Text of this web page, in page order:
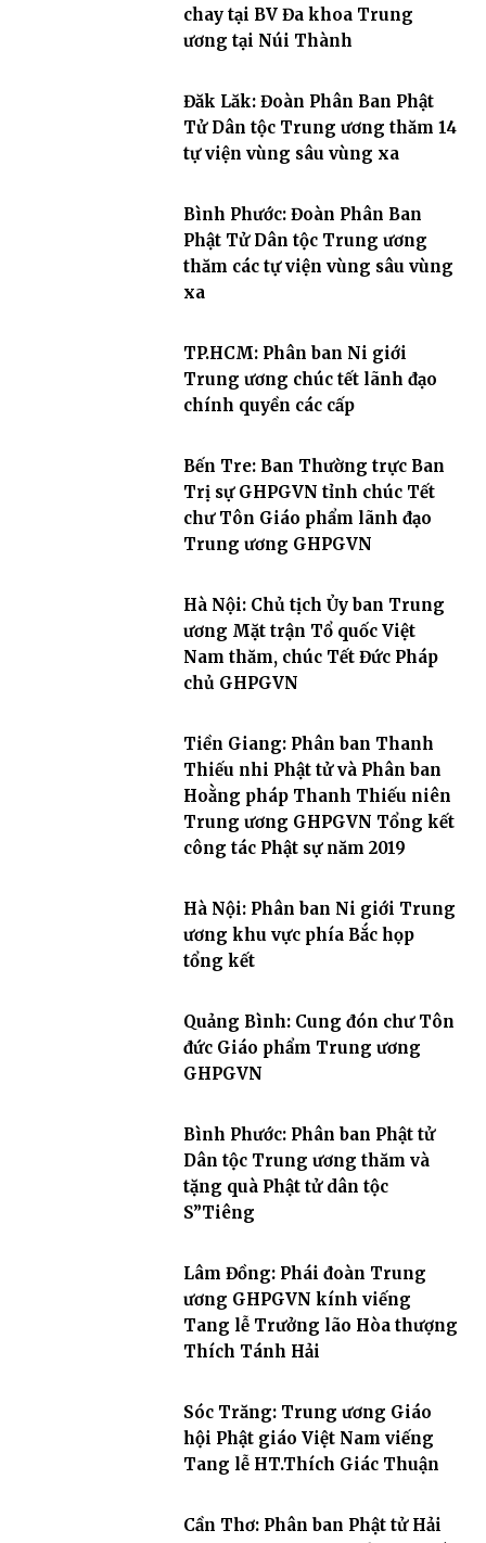
chay tại BV Đa khoa Trung
ương tại Núi Thành
Đăk Lăk: Đoàn Phân Ban Phật
Tử Dân tộc Trung ương thăm 14
tự viện vùng sâu vùng xa
Bình Phước: Đoàn Phân Ban
Phật Tử Dân tộc Trung ương
thăm các tự viện vùng sâu vùng
xa
TP.HCM: Phân ban Ni giới
Trung ương chúc tết lãnh đạo
chính quyền các cấp
Bến Tre: Ban Thường trực Ban
Trị sự GHPGVN tỉnh chúc Tết
chư Tôn Giáo phẩm lãnh đạo
Trung ương GHPGVN
Hà Nội: Chủ tịch Ủy ban Trung
ương Mặt trận Tổ quốc Việt
Nam thăm, chúc Tết Đức Pháp
chủ GHPGVN
Tiền Giang: Phân ban Thanh
Thiếu nhi Phật tử và Phân ban
Hoằng pháp Thanh Thiếu niên
Trung ương GHPGVN Tổng kết
công tác Phật sự năm 2019
Hà Nội: Phân ban Ni giới Trung
ương khu vực phía Bắc họp
tổng kết
Quảng Bình: Cung đón chư Tôn
đức Giáo phẩm Trung ương
GHPGVN
Bình Phước: Phân ban Phật tử
Dân tộc Trung ương thăm và
tặng quà Phật tử dân tộc
S”Tiêng
Lâm Đồng: Phái đoàn Trung
ương GHPGVN kính viếng
Tang lễ Trưởng lão Hòa thượng
Thích Tánh Hải
Sóc Trăng: Trung ương Giáo
hội Phật giáo Việt Nam viếng
Tang lễ HT.Thích Giác Thuận
Cần Thơ: Phân ban Phật tử Hải